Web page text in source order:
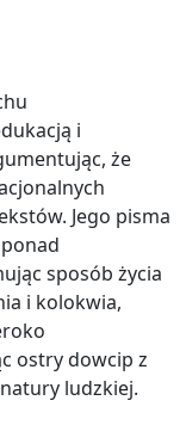
i
że
Jego pisma
sposób życia
i kolokwia,
ostry dowcip z
ludzkiej.